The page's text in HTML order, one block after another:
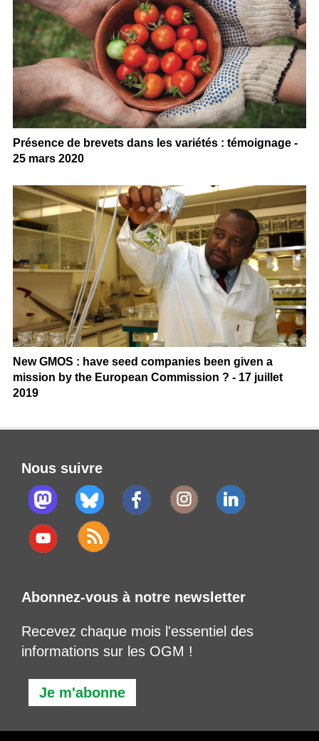
Présence de brevets dans les variétés : témoignage -
25 mars 2020
New GMOS : have seed companies been given a
mission by the European Commission ? - 17 juillet
2019
Nous suivre
Abonnez-vous à notre newsletter
Recevez chaque mois l'essentiel des
informations sur les OGM !
Je m'abonne